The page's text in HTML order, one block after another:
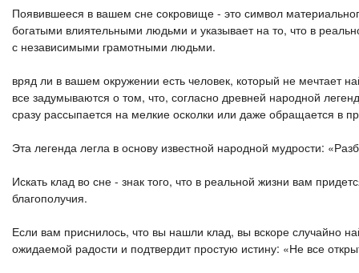
Появившееся в вашем сне сокровище - это символ
богатыми влиятельными людьми и указывает на то, что в
с независимыми грамотными людьми.
вряд ли в вашем окружении есть человек, который не мечтает
все задумываются о том, что, согласно древней народной
сразу рассыпается на мелкие осколки или даже обращается в
Эта легенда легла в основу известной народной мудрости:
Искать клад во сне - знак того, что в реальной жизни вам
благополучия.
Если вам приснилось, что вы нашли клад, вы вскоре случайно
ожидаемой радости и подтвердит простую истину: «Не все